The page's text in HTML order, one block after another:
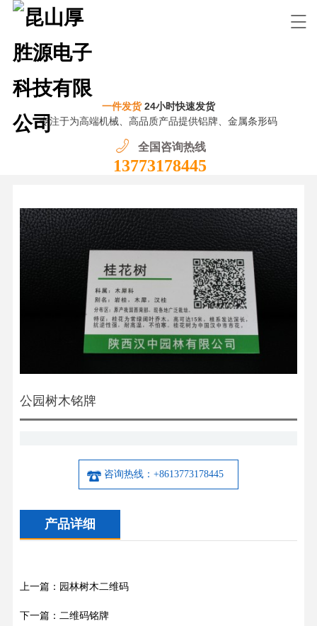
一件发货24小时快速发货
专注于为高端机械、高品质产品提供铝牌、金属条形码
全国咨询热线
13773178445
公园树木铭牌
咨询热线：+8613773178445
产品详细
上一篇：园林树木二维码
下一篇：二维码铭牌